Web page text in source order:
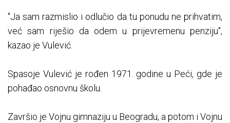
"Ja sam razmislio i odlučio da tu ponudu ne prihvatim,
već sam riješio da odem u prijevremenu penziju",
kazao je Vulević.
Spasoje Vulević je rođen 1971. godine u Peći, gde je
pohađao osnovnu školu.
Završio je Vojnu gimnaziju u Beogradu, a potom i Vojnu